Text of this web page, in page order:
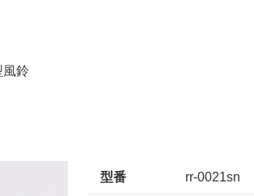
鈴
型番 rr-0021sn